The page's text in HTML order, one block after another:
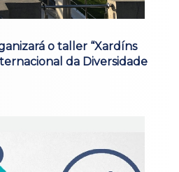
o taller “Xardíns
da Diversidade